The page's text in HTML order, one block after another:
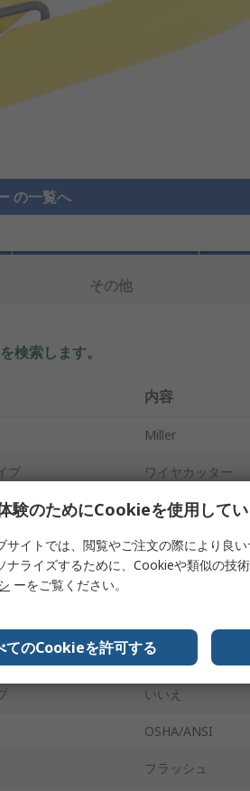
の一覧へ
その他
検索します。
内容
Miller
プ ワイヤカッター
サイドカッター
146mm
スチール
いいえ
OSHA/ANSI
フラッシュ
験のためにCookieを使用して
サイトでは、閲覧やご注文の際により良
ナライズするために、Cookieや類似の技
ーをご覧ください。
てのCookieを許可する